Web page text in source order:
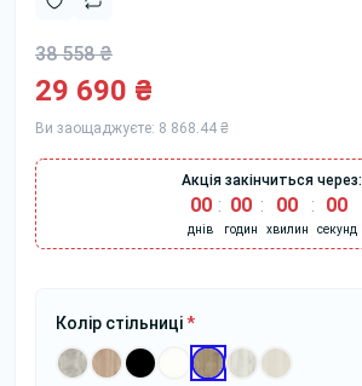
38 558 ₴
29 690 ₴
Ви заощаджуєте: 8 868.44 ₴
Акція закінчиться через:
00
днів
: 00
годин
: 00
хвилин
: 00
секунд
Колір стільниці*